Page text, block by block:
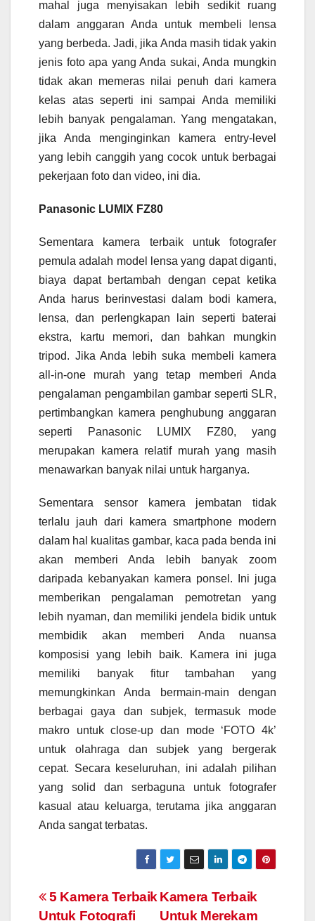
mahal juga menyisakan lebih sedikit ruang
dalam anggaran Anda untuk membeli lensa
yang berbeda. Jadi, jika Anda masih tidak yakin
jenis foto apa yang Anda sukai, Anda mungkin
tidak akan memeras nilai penuh dari kamera
kelas atas seperti ini sampai Anda memiliki
lebih banyak pengalaman. Yang mengatakan,
jika Anda menginginkan kamera entry-level
yang lebih canggih yang cocok untuk berbagai
pekerjaan foto dan video, ini dia.
Panasonic LUMIX FZ80
Sementara kamera terbaik untuk fotografer
pemula adalah model lensa yang dapat diganti,
biaya dapat bertambah dengan cepat ketika
Anda harus berinvestasi dalam bodi kamera,
lensa, dan perlengkapan lain seperti baterai
ekstra, kartu memori, dan bahkan mungkin
tripod. Jika Anda lebih suka membeli kamera
all-in-one murah yang tetap memberi Anda
pengalaman pengambilan gambar seperti SLR,
pertimbangkan kamera penghubung anggaran
seperti Panasonic LUMIX FZ80, yang
merupakan kamera relatif murah yang masih
menawarkan banyak nilai untuk harganya.
Sementara sensor kamera jembatan tidak
terlalu jauh dari kamera smartphone modern
dalam hal kualitas gambar, kaca pada benda ini
akan memberi Anda lebih banyak zoom
daripada kebanyakan kamera ponsel. Ini juga
memberikan pengalaman pemotretan yang
lebih nyaman, dan memiliki jendela bidik untuk
membidik akan memberi Anda nuansa
komposisi yang lebih baik. Kamera ini juga
memiliki banyak fitur tambahan yang
memungkinkan Anda bermain-main dengan
berbagai gaya dan subjek, termasuk mode
makro untuk close-up dan mode ‘FOTO 4k’
untuk olahraga dan subjek yang bergerak
cepat. Secara keseluruhan, ini adalah pilihan
yang solid dan serbaguna untuk fotografer
kasual atau keluarga, terutama jika anggaran
Anda sangat terbatas.
Navigasi
Kamera Terbaik
Untuk Merekam
5 Kamera Terbaik
Untuk Fotografi